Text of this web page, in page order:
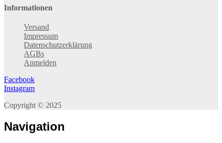
Informationen
Versand
Impressum
Datenschutzerklärung
AGBs
Anmelden
Facebook
Instagram
Copyright © 2025
Navigation